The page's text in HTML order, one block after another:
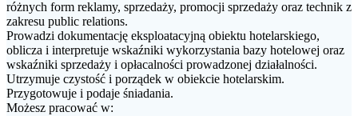
różnych form reklamy, sprzedaży, promocji sprzedaży oraz technik z
zakresu public relations.
Prowadzi dokumentację eksploatacyjną obiektu hotelarskiego,
oblicza i interpretuje wskaźniki wykorzystania bazy hotelowej oraz
wskaźniki sprzedaży i opłacalności prowadzonej działalności.
Utrzymuje czystość i porządek w obiekcie hotelarskim.
Przygotowuje i podaje śniadania.
Możesz pracować w: